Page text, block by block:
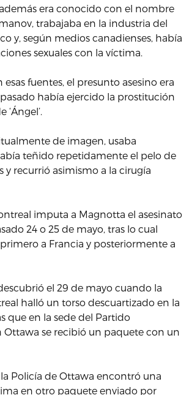
era conocido con el nombre
trabajaba en la industria del
y, según medios canadienses, había
sexuales con la víctima.
fuentes, el presunto asesino era
había ejercido la prostitución
de imagen, usaba
teñido repetidamente el pelo de
y recurrió asimismo a la cirugía
imputa a Magnotta el asesinato
24 o 25 de mayo, tras lo cual
a Francia y posteriormente a
el 29 de mayo cuando la
halló un torso descuartizado en la
que en la sede del Partido
Ottawa se recibió un paquete con un
Policía de Ottawa encontró una
en otro paquete enviado por